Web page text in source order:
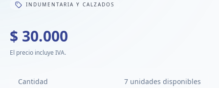
INDUMENTARIA Y CALZADOS
$ 30.000
El precio incluye IVA.
Cantidad 7 unidades disponibles